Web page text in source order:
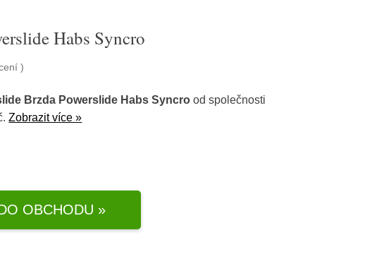
Habs Syncro
)
Brzda Powerslide Habs Syncro od společnosti
Zobrazit více »
OBCHODU »